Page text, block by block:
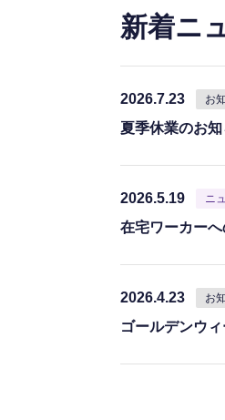
新着ニ
2026.7.23 お
夏季休業のお
2026.5.19 ニ
在宅ワーカー
2026.4.23 お
ゴールデンウ